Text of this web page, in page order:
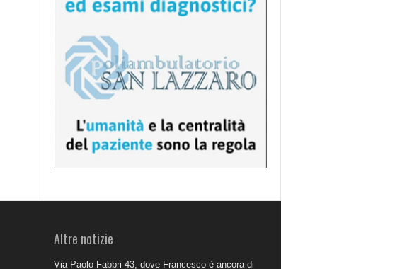
Altre notizie
Via Paolo Fabbri 43, dove Francesco è ancora di